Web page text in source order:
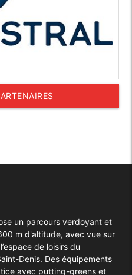
un parcours verdoyant et
m d'altitude, avec vue sur
de loisirs du
Denis. Des équipements
avec putting-greens et